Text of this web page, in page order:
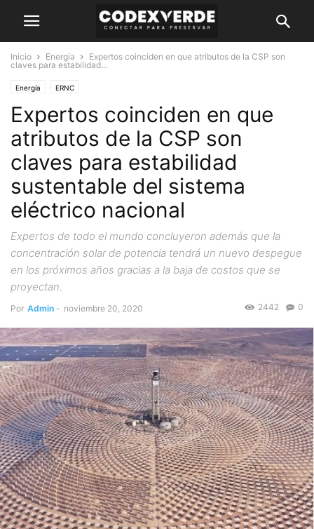
Inicio Energía
Expertos coinciden en que atributos de la CSP son
claves para estabilidad...
Energía ERNC
Expertos coinciden en que
atributos de la CSP son
claves para estabilidad
sustentable del sistema
eléctrico nacional
Expertos de todo el mundo concluyeron además que la
concentración solar de potencia tendrá un nuevo despegue
en los próximos años gracias a la baja de costos que se
proyectan.
Por Admin - noviembre 20, 2020 0
2442